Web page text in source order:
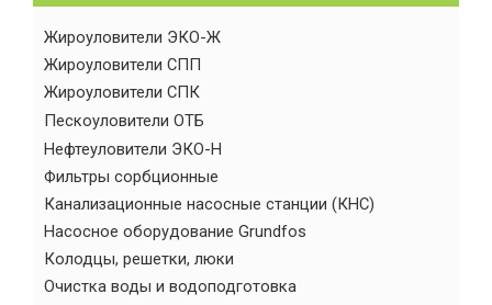
Жироуловители ЭКО-Ж
Жироуловители СПП
Жироуловители СПК
Пескоуловители ОТБ
Нефтеуловители ЭКО-Н
Фильтры сорбционные
Канализационные насосные станции (КНС)
Насосное оборудование Grundfos
Колодцы, решетки, люки
Очистка воды и водоподготовка